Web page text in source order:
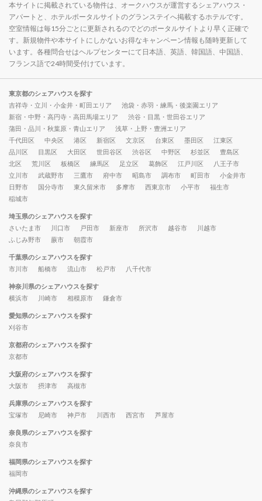
本サイトに掲載されている物件は、オークハウスが運営するシェアハウス・
アパートと、ホテルポータルサイトのグランステイへ掲載するホテルです。
空室情報は毎15分ごとに更新されるのでどのポータルサイトより早く正確で
す。新規物件や本サイトにしかないお得なキャンペーン情報も随時更新して
います。各種問合せはヘルプセンターにて日本語、英語、韓国語、中国語、
フランス語で24時間受付けています。
東京都のシェアハウスを探す
吉祥寺・立川・小金井・町田エリア
池袋・赤羽・練馬・後楽園エリア
新宿・中野・高円寺・高田馬場エリア
渋谷・目黒・世田谷エリア
蒲田・品川・秋葉原・青山エリア
浅草・上野・豊洲エリア
千代田区
中央区 港区 新宿区 文京区 台東区 墨田区
江東区
品川区
目黒区 大田区 世田谷区 渋谷区 中野区 杉並区
豊島区
北区
荒川区 板橋区 練馬区 足立区 葛飾区 江戸川区
八王子市
立川市
武蔵野市 三鷹市 府中市 昭島市 調布市 町田市
小金井市
日野市
国分寺市 東久留米市 多摩市 西東京市 小平市
福生市
稲城市
埼玉県のシェアハウスを探す
さいたま市
川口市 戸田市 新座市 所沢市 越谷市
川越市
ふじみ野市
蕨市 朝霞市
千葉県のシェアハウスを探す
市川市
船橋市 流山市 松戸市 八千代市
神奈川県のシェアハウスを探す
横浜市
川崎市 相模原市 鎌倉市
愛知県のシェアハウスを探す
刈谷市
京都府のシェアハウスを探す
京都市
大阪府のシェアハウスを探す
大阪市
摂津市 高槻市
兵庫県のシェアハウスを探す
宝塚市
尼崎市 神戸市 川西市 西宮市 芦屋市
奈良県のシェアハウスを探す
奈良市
福岡県のシェアハウスを探す
福岡市
沖縄県のシェアハウスを探す